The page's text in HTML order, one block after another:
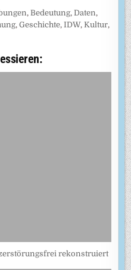
, Bedeutung, Daten,
,Geschichte,IDW,Kultur,
rekonstruiert